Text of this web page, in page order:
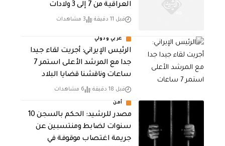
العراقية من 7 إلى 3 ولادات
قبل 11 دقيقة 3 مشاهدات
عربي ودولي
الرئيس الإيراني: أجريت لقاء جيدا
جدا مع المرشد الأعلى استمر 7
ساعات وناقشنا قضايا البلاد
قبل 18 دقيقة 6 مشاهدات
أمن
مصدر للرشيد: الحكم بالسجن 10
سنوات لضابط ومنتسبين عن
جريمة اغتصاب موقوفة في